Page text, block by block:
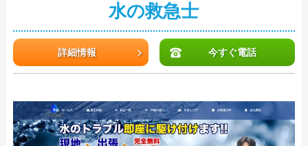
水の救急士
詳細情報 今すぐ電話